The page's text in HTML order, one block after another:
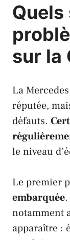
Quels
sur la
La
réputée,
défauts.
le niveau
Le premier
embarquée
notamment
apparaître :